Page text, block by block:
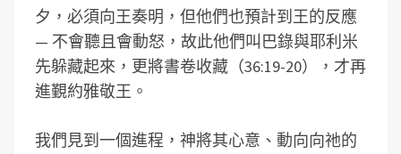
夕，必須向王奏明，但他們也預計到王的反應
— 不會聽且會動怒，故此他們叫巴錄與耶利米
先躲藏起來，更將書卷收藏（36:19-20），才再
進覲約雅敬王。
我們見到一個進程，神將其心意、動向向祂的